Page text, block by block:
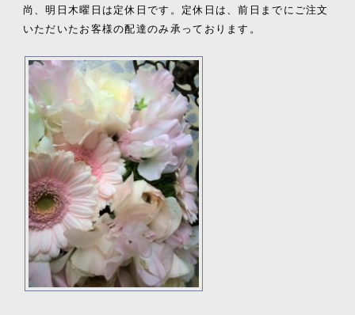
尚、明日木曜日は定休日です。定休日は、前日までにご注文
いただいたお客様の配達のみ承っております。